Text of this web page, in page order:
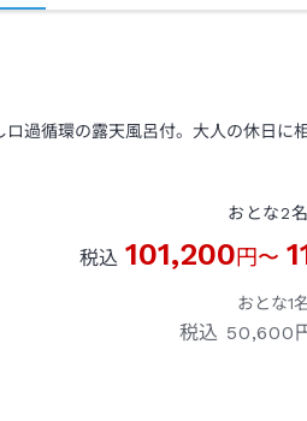
過循環の露天風呂付。大人の休日に
おとな2名
税込 101,200円〜
おとな1
税込 50,600